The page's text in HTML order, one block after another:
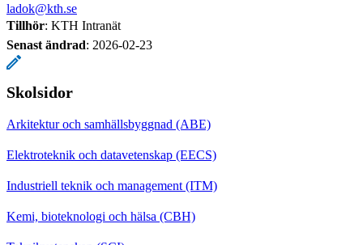
ladok@kth.se
Tillhör: KTH Intranät
Senast ändrad: 2026-02-23
Skolsidor
Arkitektur och samhällsbyggnad (ABE)
Elektroteknik och datavetenskap (EECS)
Industriell teknik och management (ITM)
Kemi, bioteknologi och hälsa (CBH)